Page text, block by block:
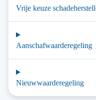
Vrije keuze
Aanschafwaarderegeling
Nieuwwaarderegeling